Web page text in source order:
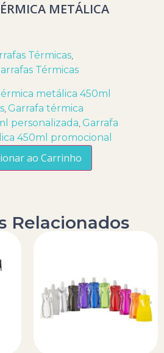
METÁLICA
Térmicas,
Térmicas
metálica 450ml
,Garrafa térmica
personalizada,Garrafa
450ml promocional
ao Carrinho
Relacionados